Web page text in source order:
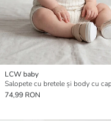
LCW baby
74,99 RON